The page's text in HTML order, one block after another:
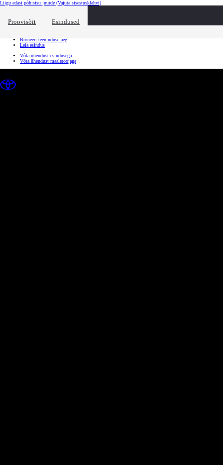
Liigu edasi põhisisu juurde (Vajuta sisestusklahvi)
Proovisõit Esindused
Kiirtee Klõpsa kiirtee ülekatte sulgemiseks
Broneeri teeninduse aeg
Leia esindus
Võta ühendust esindusega
Võta ühendust maaletoojaga